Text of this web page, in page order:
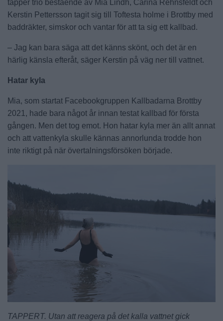
tapper trio bestående av Mia Lindh, Carina Rehnsfeldt och
Kerstin Pettersson tagit sig till Toftesta holme i Brottby med
baddräkter, simskor och vantar för att ta sig ett kallbad.
– Jag kan bara säga att det känns skönt, och det är en
härlig känsla efteråt, säger Kerstin på väg ner till vattnet.
Hatar kyla
Mia, som startat Facebookgruppen Kallbadarna Brottby
2021, hade bara något år innan testat kallbad för första
gången. Men det tog emot. Hon hatar kyla mer än allt annat
och att vattenkyla skulle kännas annorlunda trodde hon
inte riktigt på när övertalningsförsöken började.
TAPPERT. Utan att reagera på det kalla vattnet gick